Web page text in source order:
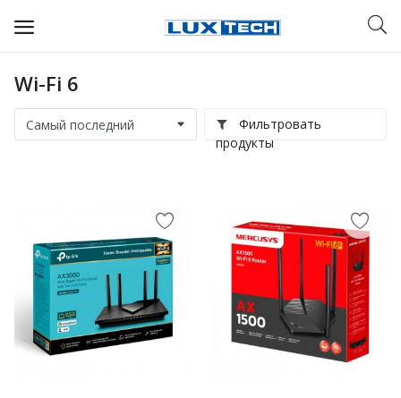
WIFI ДЛЯ ДОМА
РЕШЕНИЯ ДЛЯ ДОМА
Прочее
Избранное
Контакты
Войти
Wi-Fi 6
Фильтровать
продукты